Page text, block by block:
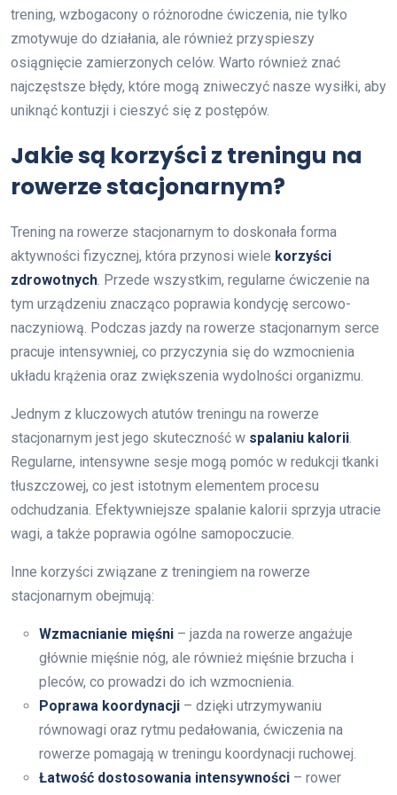
trening, wzbogacony o różnorodne ćwiczenia, nie tylko
zmotywuje do działania, ale również przyspieszy
osiągnięcie zamierzonych celów. Warto również znać
najczęstsze błędy, które mogą zniweczyć nasze wysiłki, aby
uniknąć kontuzji i cieszyć się z postępów.
Jakie są korzyści z treningu na
rowerze stacjonarnym?
Trening na rowerze stacjonarnym to doskonała forma
aktywności fizycznej, która przynosi wiele korzyści
zdrowotnych. Przede wszystkim, regularne ćwiczenie na
tym urządzeniu znacząco poprawia kondycję sercowo-
naczyniową. Podczas jazdy na rowerze stacjonarnym serce
pracuje intensywniej, co przyczynia się do wzmocnienia
układu krążenia oraz zwiększenia wydolności organizmu.
Jednym z kluczowych atutów treningu na rowerze
stacjonarnym jest jego skuteczność w spalaniu kalorii.
Regularne, intensywne sesje mogą pomóc w redukcji tkanki
tłuszczowej, co jest istotnym elementem procesu
odchudzania. Efektywniejsze spalanie kalorii sprzyja utracie
wagi, a także poprawia ogólne samopoczucie.
Inne korzyści związane z treningiem na rowerze
stacjonarnym obejmują:
Wzmacnianie mięśni – jazda na rowerze angażuje
głównie mięśnie nóg, ale również mięśnie brzucha i
pleców, co prowadzi do ich wzmocnienia.
Poprawa koordynacji – dzięki utrzymywaniu
równowagi oraz rytmu pedałowania, ćwiczenia na
rowerze pomagają w treningu koordynacji ruchowej.
Łatwość dostosowania intensywności – rower